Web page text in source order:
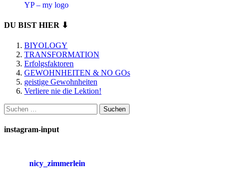
YP – my logo
DU BIST HIER ⬇
BIYOLOGY
TRANSFORMATION
Erfolgsfaktoren
GEWOHNHEITEN & NO GOs
geistige Gewohnheiten
Verliere nie die Lektion!
Suchen
nach:
instagram-input
nicy_zimmerlein